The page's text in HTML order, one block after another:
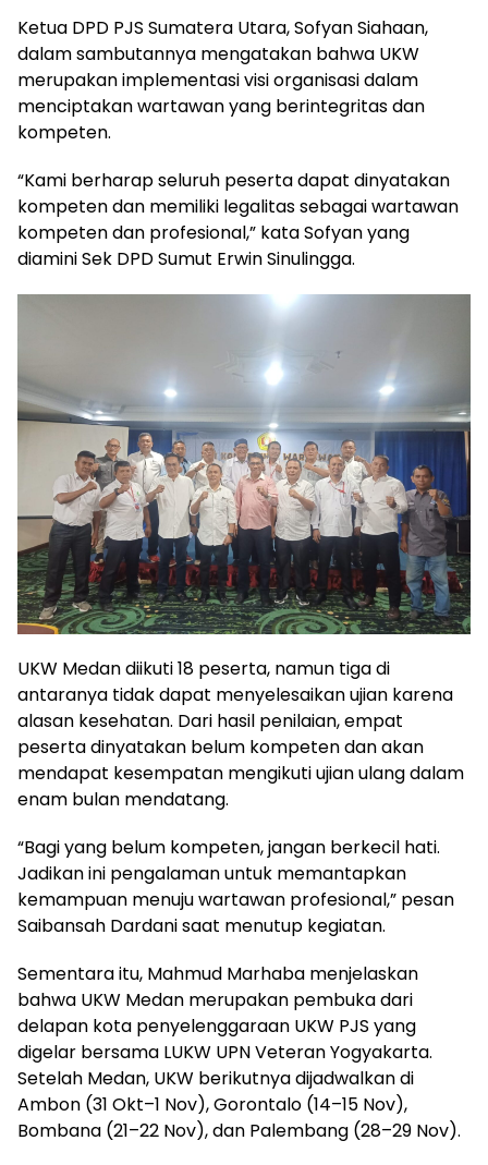
Ketua DPD PJS Sumatera Utara, Sofyan Siahaan,
dalam sambutannya mengatakan bahwa UKW
merupakan implementasi visi organisasi dalam
menciptakan wartawan yang berintegritas dan
kompeten.
“Kami berharap seluruh peserta dapat dinyatakan
kompeten dan memiliki legalitas sebagai wartawan
kompeten dan profesional,” kata Sofyan yang
diamini Sek DPD Sumut Erwin Sinulingga.
UKW Medan diikuti 18 peserta, namun tiga di
antaranya tidak dapat menyelesaikan ujian karena
alasan kesehatan. Dari hasil penilaian, empat
peserta dinyatakan belum kompeten dan akan
mendapat kesempatan mengikuti ujian ulang dalam
enam bulan mendatang.
“Bagi yang belum kompeten, jangan berkecil hati.
Jadikan ini pengalaman untuk memantapkan
kemampuan menuju wartawan profesional,” pesan
Saibansah Dardani saat menutup kegiatan.
Sementara itu, Mahmud Marhaba menjelaskan
bahwa UKW Medan merupakan pembuka dari
delapan kota penyelenggaraan UKW PJS yang
digelar bersama LUKW UPN Veteran Yogyakarta.
Setelah Medan, UKW berikutnya dijadwalkan di
Ambon (31 Okt–1 Nov), Gorontalo (14–15 Nov),
Bombana (21–22 Nov), dan Palembang (28–29 Nov).